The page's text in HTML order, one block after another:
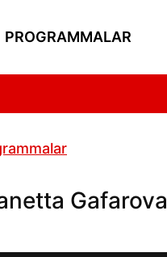
PROGRAMMALAR
Gafarova